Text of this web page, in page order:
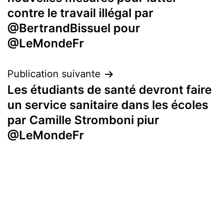
de
l’article
contre le travail illégal par
@BertrandBissuel pour
@LeMondeFr
Publication suivante
Les étudiants de santé devront faire
un service sanitaire dans les écoles
par Camille Stromboni piur
@LeMondeFr